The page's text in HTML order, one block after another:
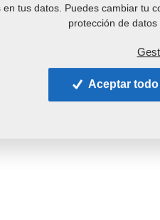
en tus datos. Puedes cambiar tu
protección de datos
Aceptar todo